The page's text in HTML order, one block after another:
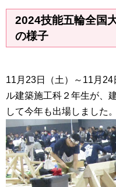
2024技能五輪全国
の様子
11月23日（土）～11月
ル建築施工科２年生が、
して今年も出場しました。